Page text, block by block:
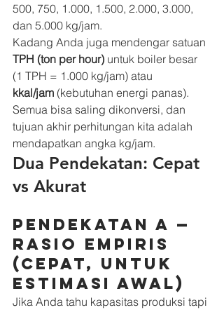
500, 750, 1.000, 1.500, 2.000, 3.000,
dan 5.000 kg/jam.
Kadang Anda juga mendengar satuan
TPH (ton per hour) untuk boiler besar
(1 TPH = 1.000 kg/jam) atau
kkal/jam (kebutuhan energi panas).
Semua bisa saling dikonversi, dan
tujuan akhir perhitungan kita adalah
mendapatkan angka kg/jam.
Dua Pendekatan: Cepat
vs Akurat
Pendekatan A —
Rasio Empiris
(cepat, untuk
estimasi awal)
Jika Anda tahu kapasitas produksi tapi